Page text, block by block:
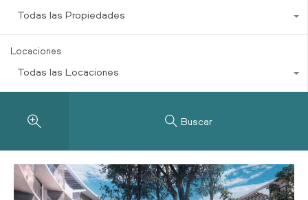
Todas las Propiedades
Locaciones
Todas las Locaciones
Buscar